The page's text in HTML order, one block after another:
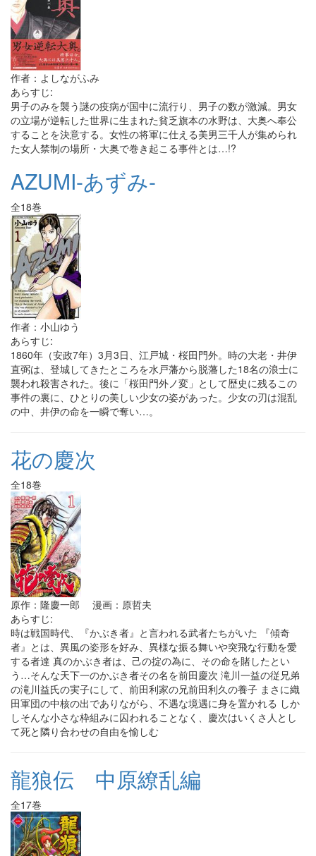
作者：よしながふみ
あらすじ:
男子のみを襲う謎の疫病が国中に流行り、男子の数が激減。男女
の立場が逆転した世界に生まれた貧乏旗本の水野は、大奥へ奉公
することを決意する。女性の将軍に仕える美男三千人が集められ
た女人禁制の場所・大奥で巻き起こる事件とは…!?
AZUMI-あずみ-
全18巻
作者：小山ゆう
あらすじ:
1860年（安政7年）3月3日、江戸城・桜田門外。時の大老・井伊
直弼は、登城してきたところを水戸藩から脱藩した18名の浪士に
襲われ殺害された。後に「桜田門外ノ変」として歴史に残るこの
事件の裏に、ひとりの美しい少女の姿があった。少女の刃は混乱
の中、井伊の命を一瞬で奪い…。
花の慶次
全18巻
原作：隆慶一郎 漫画：原哲夫
あらすじ:
時は戦国時代、『かぶき者』と言われる武者たちがいた 『傾奇
者』とは、異風の姿形を好み、異様な振る舞いや突飛な行動を愛
する者達 真のかぶき者は、己の掟の為に、その命を賭したとい
う…そんな天下一のかぶき者その名を前田慶次 滝川一益の従兄弟
の滝川益氏の実子にして、前田利家の兄前田利久の養子 まさに織
田軍団の中核の出でありながら、不遇な境遇に身を置かれる しか
しそんな小さな枠組みに囚われることなく、慶次はいくさ人とし
て死と隣り合わせの自由を愉しむ
龍狼伝 中原繚乱編
全17巻